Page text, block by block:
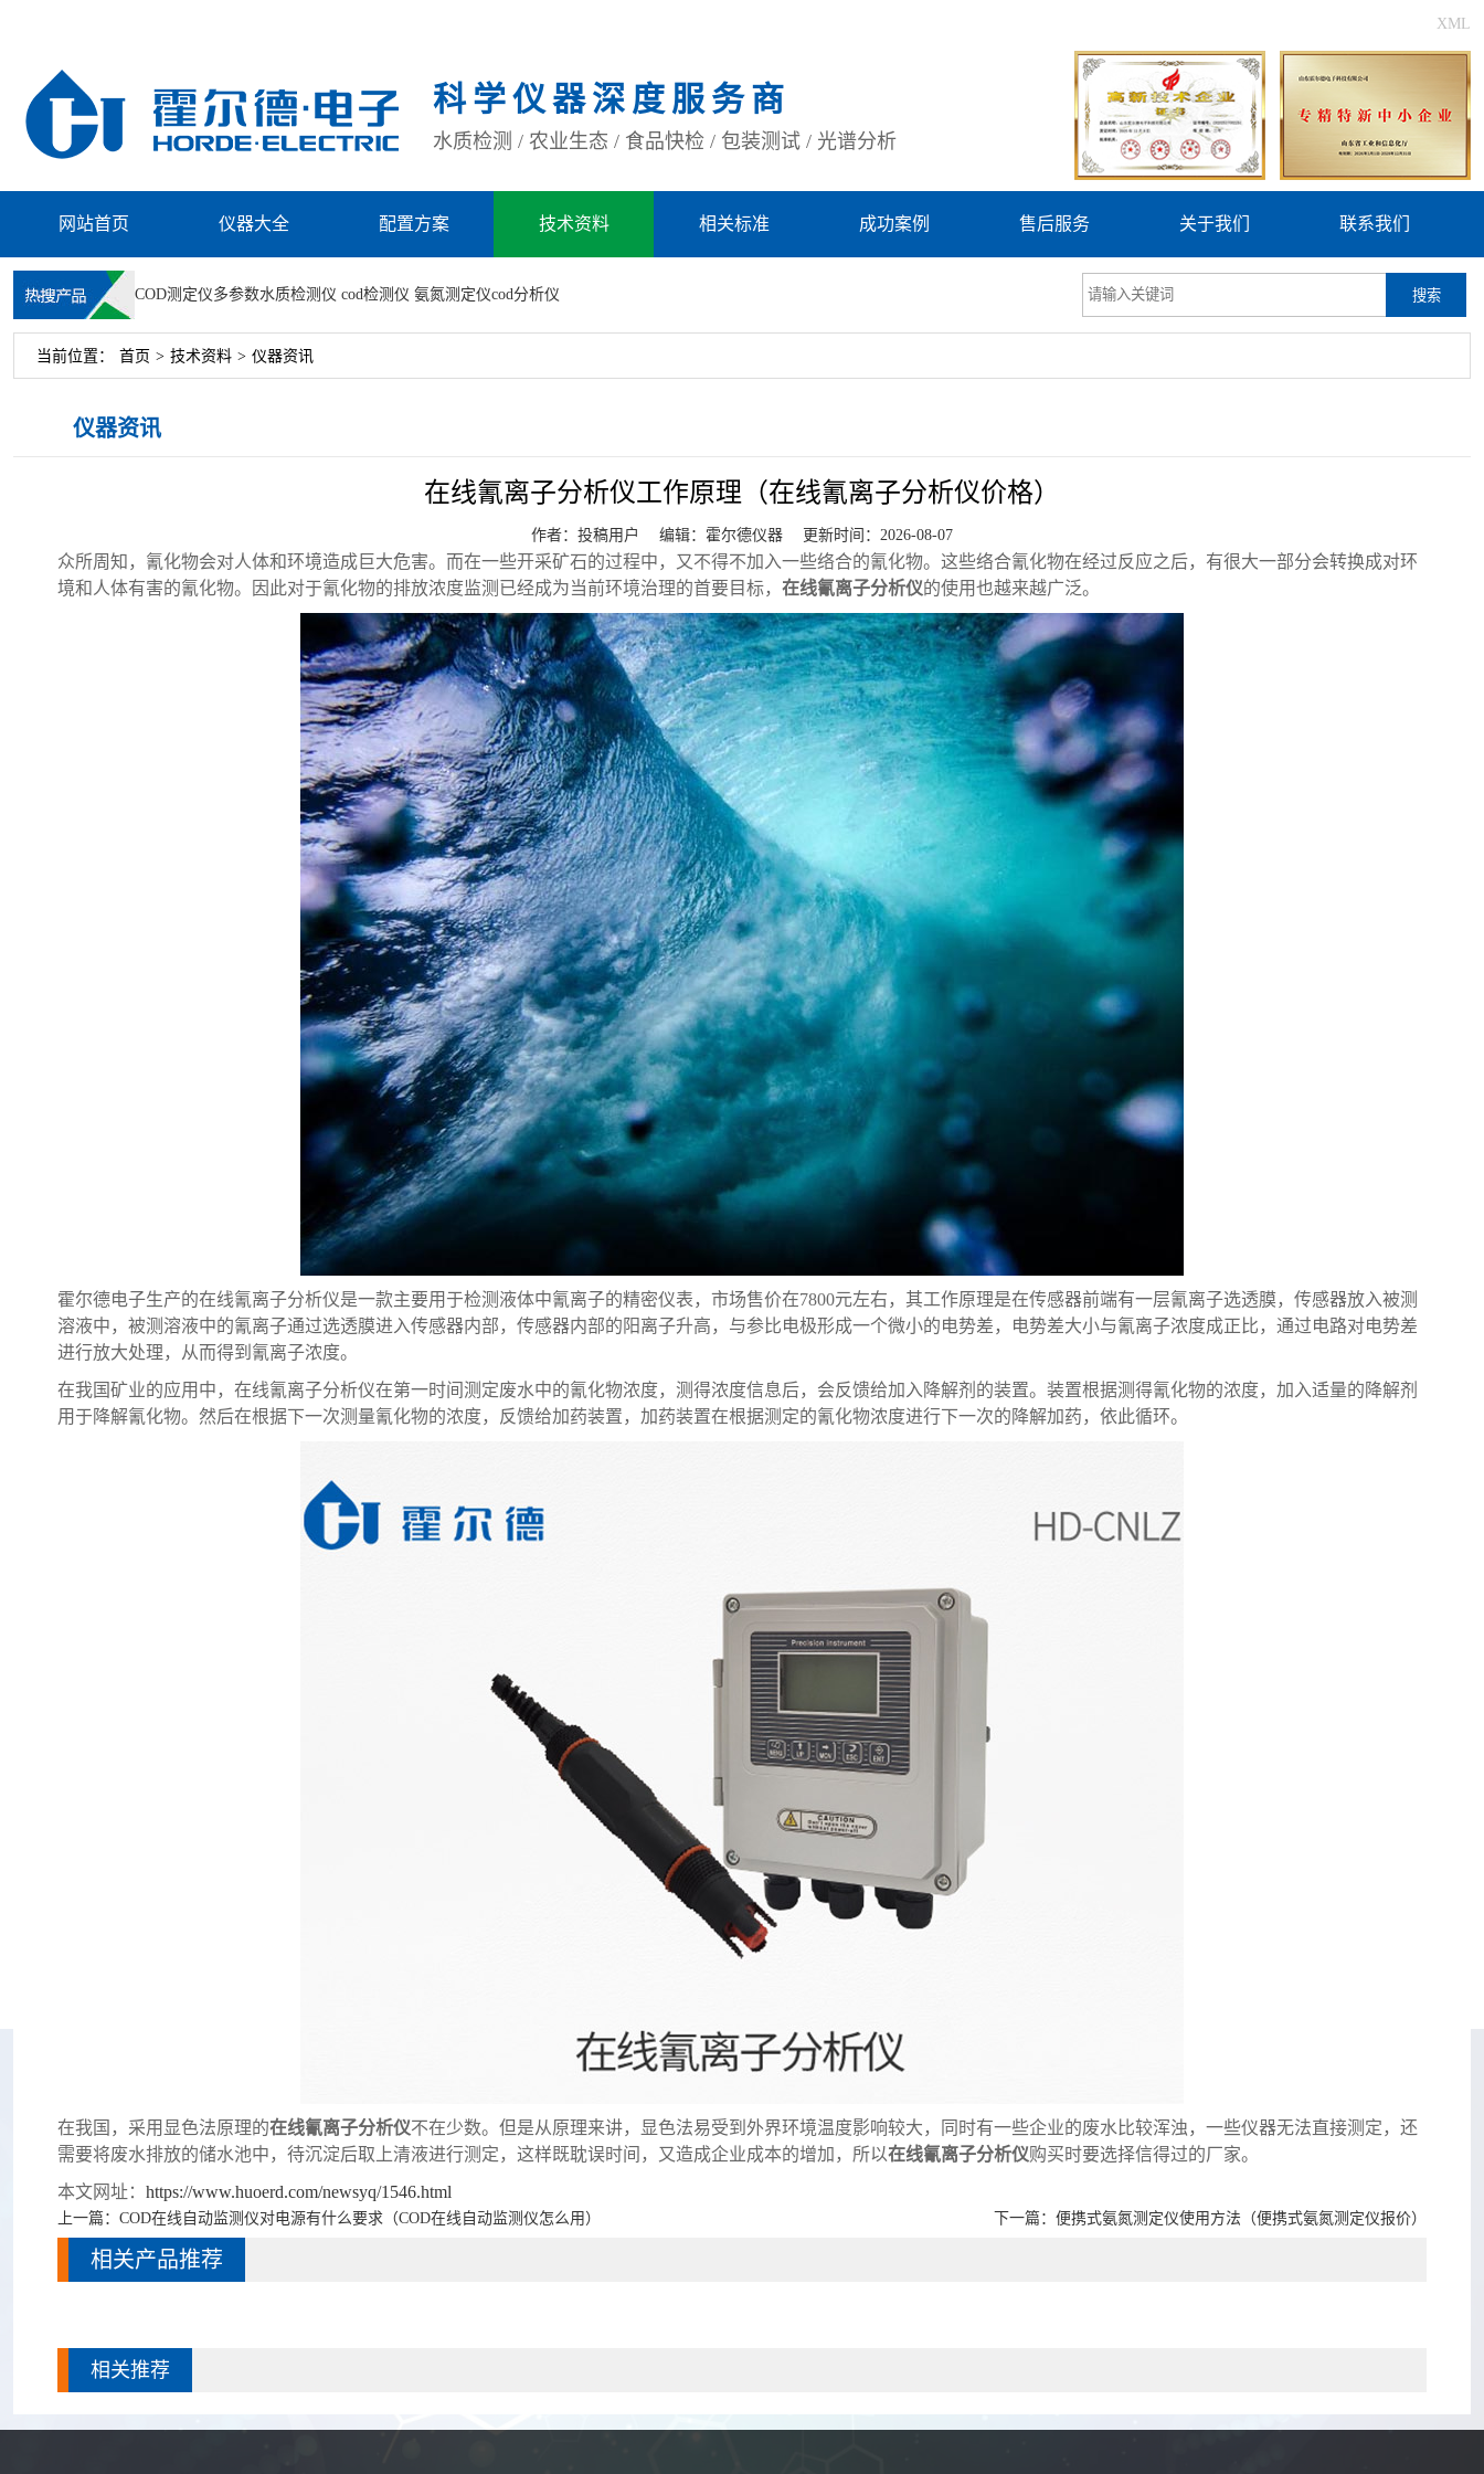
XML
科学仪器深度服务商
水质检测 / 农业生态 / 食品快检 / 包装测试 / 光谱分析
网站首页 仪器大全 配置方案 技术资料 相关标准 成功案例 售后服务 关于我们 联系我们
COD测定仪多参数水质检测仪 cod检测仪 氨氮测定仪cod分析仪 搜索
当前位置： 首页 > 技术资料 > 仪器资讯
仪器资讯
在线氰离子分析仪工作原理（在线氰离子分析仪价格）
作者：投稿用户 编辑： 霍尔德仪器 更新时间：2026-08-07
众所周知，氰化物会对人体和环境造成巨大危害。而在一些开采矿石的过程中，又不得不加入一些络合的氰化物。这些络合氰化物在经过反应之后，有很大一部分会转换成对环
境和人体有害的氰化物。因此对于氰化物的排放浓度监测已经成为当前环境治理的首要目标， 在线氰离子分析仪的使用也越来越广泛。
霍尔德电子生产的在线氰离子分析仪是一款主要用于检测液体中氰离子的精密仪表，市场售价在7800元左右，其工作原理是在传感器前端有一层氰离子选透膜，传感器放入被测
溶液中，被测溶液中的氰离子通过选透膜进入传感器内部，传感器内部的阳离子升高，与参比电极形成一个微小的电势差，电势差大小与氰离子浓度成正比，通过电路对电势差
进行放大处理，从而得到氰离子浓度。
在我国矿业的应用中，在线氰离子分析仪在第一时间测定废水中的氰化物浓度，测得浓度信息后，会反馈给加入降解剂的装置。装置根据测得氰化物的浓度，加入适量的降解剂
用于降解氰化物。然后在根据下一次测量氰化物的浓度，反馈给加药装置，加药装置在根据测定的氰化物浓度进行下一次的降解加药，依此循环。
在我国，采用显色法原理的在线氰离子分析仪不在少数。但是从原理来讲，显色法易受到外界环境温度影响较大，同时有一些企业的废水比较浑浊，一些仪器无法直接测定，还
需要将废水排放的储水池中，待沉淀后取上清液进行测定，这样既耽误时间，又造成企业成本的增加，所以在线氰离子分析仪购买时要选择信得过的厂家。
本文网址： https://www.huoerd.com/newsyq/1546.html
上一篇： COD在线自动监测仪对电源有什么要求（COD在线自动监测仪怎么用） 下一篇： 便携式氨氮测定仪使用方法（便携式氨氮测定仪报价）
相关产品推荐
相关推荐